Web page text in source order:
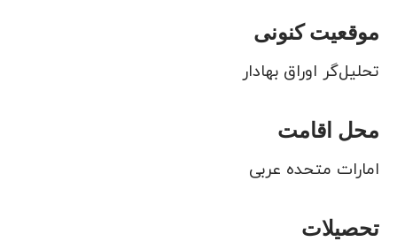
موقعیت کنونی
تحلیل‌گر اوراق بهادار
محل اقامت
امارات متحده عربی
تحصیلات